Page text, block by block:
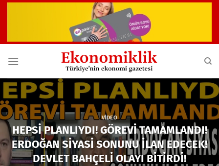
VIDEO
HEPSİ PLANLIYDI! GÖREVİ TAMAMLANDI!
ERDOĞAN SİYASİ SONUNU İLAN EDECEK!
DEVLET BAHÇELİ OLAYI BİTİRDİ!